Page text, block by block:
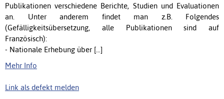
Publikationen verschiedene Berichte, Studien und Evaluationen
an. Unter anderem findet man z.B. Folgendes
(Gefälligkeitsübersetzung, alle Publikationen sind auf
Französisch):
- Nationale Erhebung über [...]
Mehr Info
Link als defekt melden